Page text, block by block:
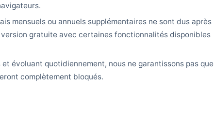
mensuels ou annuels supplémentaires ne sont dus après
gratuite avec certaines fonctionnalités disponibles
évoluant quotidiennement, nous ne garantissons pas que
complètement bloqués.